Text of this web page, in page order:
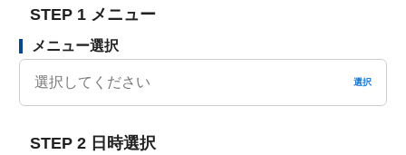
STEP 1 メニュー
メニュー選択
選択
STEP 2 日時選択